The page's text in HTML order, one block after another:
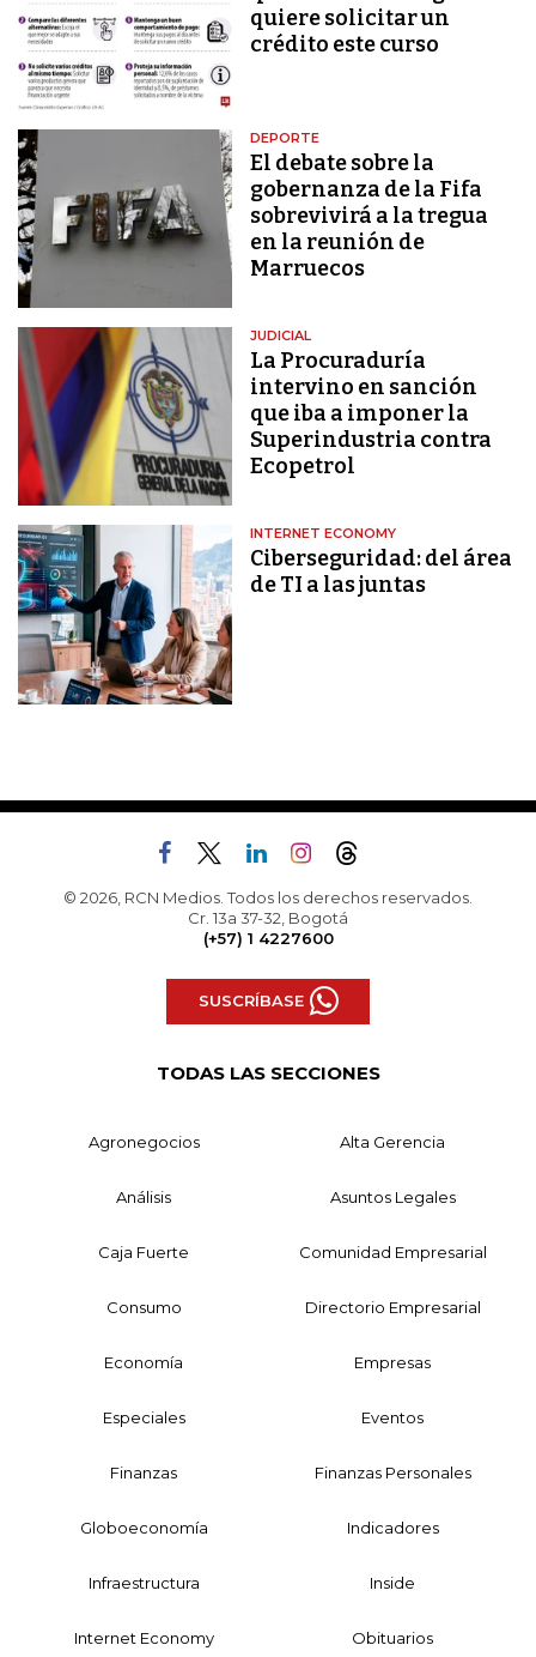
quiere solicitar un
crédito este curso
DEPORTE
El debate sobre la
gobernanza de la Fifa
sobrevivirá a la tregua
en la reunión de
Marruecos
JUDICIAL
La Procuraduría
intervino en sanción
que iba a imponer la
Superindustria contra
Ecopetrol
INTERNET ECONOMY
Ciberseguridad: del área
de TI a las juntas
© 2026, RCN Medios. Todos los derechos reservados.
Cr. 13a 37-32, Bogotá
(+57) 1 4227600
SUSCRÍBASE
TODAS LAS SECCIONES
Agronegocios Alta Gerencia
Análisis Asuntos Legales
Caja Fuerte Comunidad Empresarial
Consumo Directorio Empresarial
Economía Empresas
Especiales Eventos
Finanzas Finanzas Personales
Globoeconomía Indicadores
Infraestructura Inside
Internet Economy Obituarios